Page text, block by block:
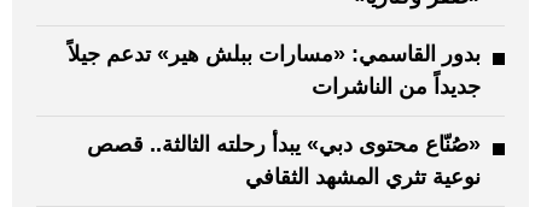
بدور القاسمي: «مسارات ببلش هير» تدعم جيلاً
جديداً من الناشرات
«صُنّاع محتوى دبي» يبدأ رحلته الثالثة.. قصص
نوعية تثري المشهد الثقافي